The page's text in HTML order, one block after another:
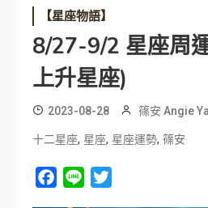
【星座物語】
8/27-9/2 星座周
上升星座)
2023-08-28 篠安 Angie
十二星座, 星座, 星座運勢, 篠安
Facebook
Line